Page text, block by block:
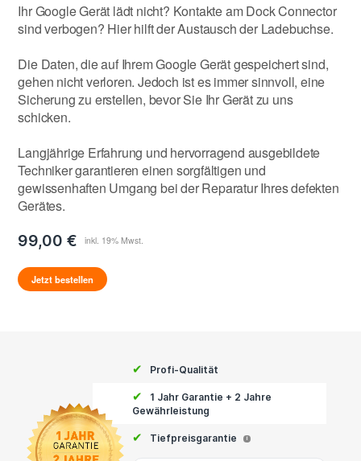
Ihr Google Gerät lädt nicht? Kontakte am Dock Connector
sind verbogen? Hier hilft der Austausch der Ladebuchse.
Die Daten, die auf Ihrem Google Gerät gespeichert sind,
gehen nicht verloren. Jedoch ist es immer sinnvoll, eine
Sicherung zu erstellen, bevor Sie Ihr Gerät zu uns
schicken.
Langjährige Erfahrung und hervorragend ausgebildete
Techniker garantieren einen sorgfältigen und
gewissenhaften Umgang bei der Reparatur Ihres defekten
Gerätes.
99,00 €
Jetzt bestellen
✔ Profi-Qualität
✔
1 Jahr Garantie + 2 Jahre
Gewährleistung
✔ Tiefpreisgarantie i